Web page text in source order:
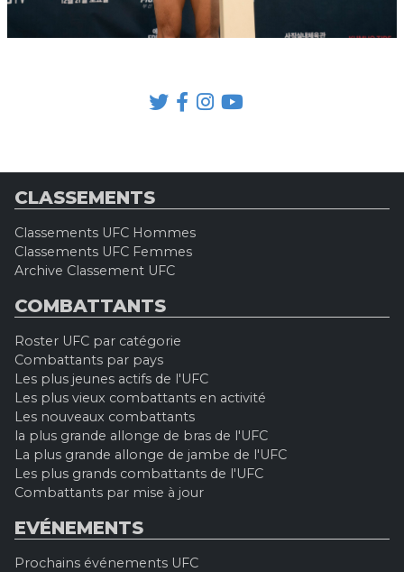
CLASSEMENTS
Classements UFC Hommes
Classements UFC Femmes
Archive Classement UFC
COMBATTANTS
Roster UFC par catégorie
Combattants par pays
Les plus jeunes actifs de l'UFC
Les plus vieux combattants en activité
Les nouveaux combattants
la plus grande allonge de bras de l'UFC
La plus grande allonge de jambe de l'UFC
Les plus grands combattants de l'UFC
Combattants par mise à jour
EVÉNEMENTS
Prochains événements UFC